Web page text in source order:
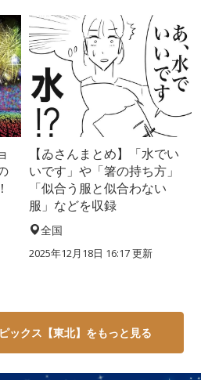
【ゐさんまとめ】「水でい
いです」や「箸の持ち方」
「似合う服と似合わない
服」などを収録
全国
2025年12月18日 16:17 更新
ックス【東北】をもっと見る